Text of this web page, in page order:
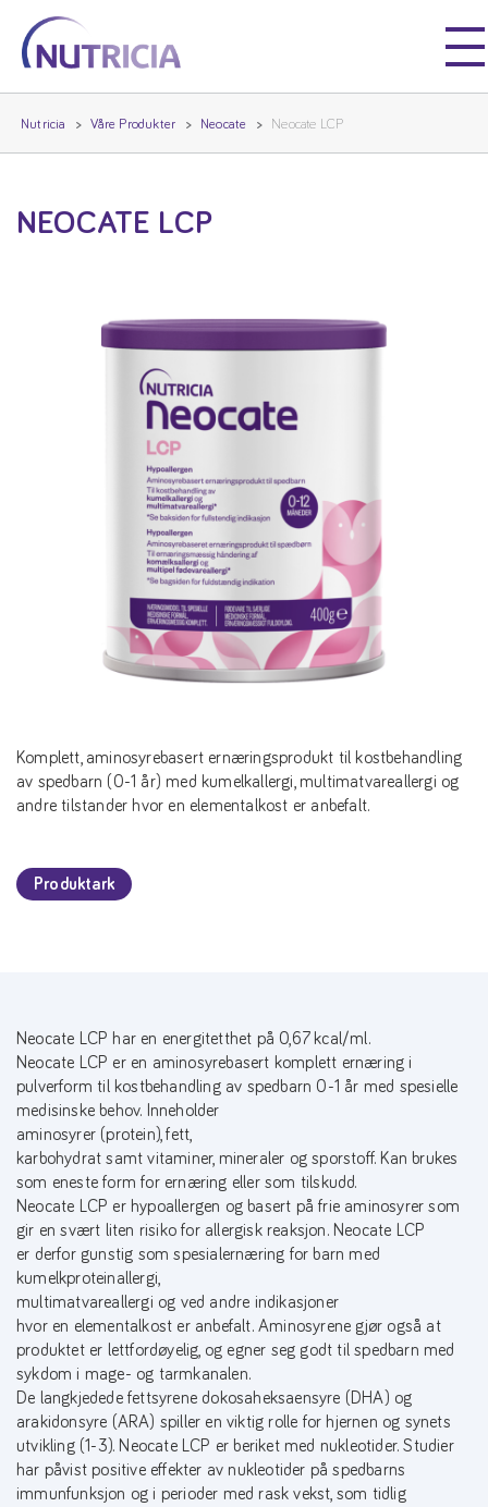
Nutricia
Nutricia
Nutricia Våre Produkter Neocate Neocate LCP
NEOCATE LCP
Komplett, aminosyrebasert ernæringsprodukt til kostbehandling
av spedbarn (0-1 år) med kumelkallergi, multimatvareallergi og
andre tilstander hvor en elementalkost er anbefalt.
Produktark
Neocate LCP har en energitetthet på 0,67 kcal/ml.
Neocate LCP er en aminosyrebasert komplett ernæring i
pulverform til kostbehandling av spedbarn 0-1 år med spesielle
medisinske behov. Inneholder
aminosyrer (protein), fett,
karbohydrat samt vitaminer, mineraler og sporstoff. Kan brukes
som eneste form for ernæring eller som tilskudd.
Neocate LCP er hypoallergen og basert på frie aminosyrer som
gir en svært liten risiko for allergisk reaksjon. Neocate LCP
er derfor gunstig som spesialernæring for barn med
kumelkproteinallergi,
multimatvareallergi og ved andre indikasjoner
hvor en elementalkost er anbefalt. Aminosyrene gjør også at
produktet er lettfordøyelig, og egner seg godt til spedbarn med
sykdom i mage- og tarmkanalen.
De langkjedede fettsyrene dokosaheksaensyre (DHA) og
arakidonsyre (ARA) spiller en viktig rolle for hjernen og synets
utvikling (1-3). Neocate LCP er beriket med nukleotider. Studier
har påvist positive effekter av nukleotider på spedbarns
immunfunksjon og i perioder med rask vekst, som tidlig